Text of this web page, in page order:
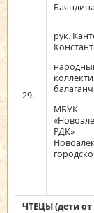
29.
рук.
МБУК
РДК»
ЧТЕЦЫ (дети от